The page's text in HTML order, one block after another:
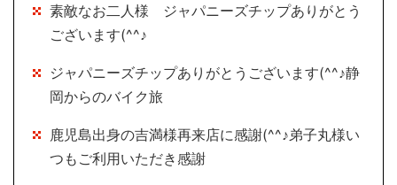
素敵なお二人様 ジャパニーズチップありがとう
ございます(^^♪
ジャパニーズチップありがとうございます(^^♪静
岡からのバイク旅
鹿児島出身の吉満様再来店に感謝(^^♪弟子丸様い
つもご利用いただき感謝